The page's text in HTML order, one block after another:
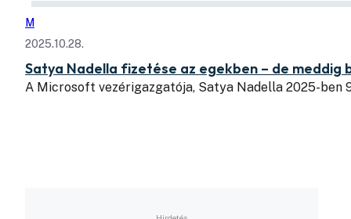
M
2025.10.28.
Satya Nadella fizetése az egekben – de
A Microsoft vezérigazgatója, Satya Nadella 2025-ben